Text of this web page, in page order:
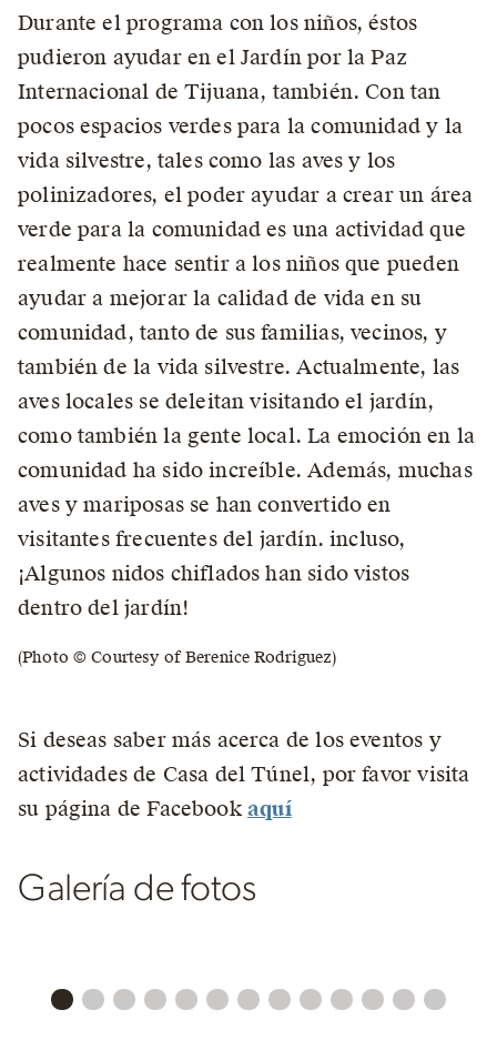
Durante el programa con los niños, éstos
pudieron ayudar en el Jardín por la Paz
Internacional de Tijuana, también. Con tan
pocos espacios verdes para la comunidad y la
vida silvestre, tales como las aves y los
polinizadores, el poder ayudar a crear un área
verde para la comunidad es una actividad que
realmente hace sentir a los niños que pueden
ayudar a mejorar la calidad de vida en su
comunidad, tanto de sus familias, vecinos, y
también de la vida silvestre. Actualmente, las
aves locales se deleitan visitando el jardín,
como también la gente local. La emoción en la
comunidad ha sido increíble. Además, muchas
aves y mariposas se han convertido en
visitantes frecuentes del jardín. incluso,
¡Algunos nidos chiflados han sido vistos
dentro del jardín!
(Photo © Courtesy of Berenice Rodriguez)
Si deseas saber más acerca de los eventos y
actividades de Casa del Túnel, por favor visita
su página de Facebookaquí
Galería de fotos